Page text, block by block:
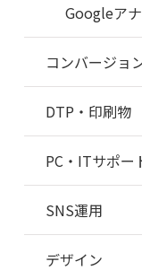
Googleア
コンバージョ
DTP・印刷物
PC・ITサポー
SNS運用
デザイン